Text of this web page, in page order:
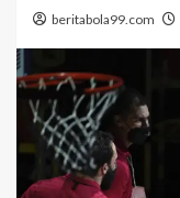
beritabola99.com